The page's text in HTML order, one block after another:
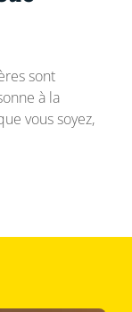
sont
à la
vous soyez,